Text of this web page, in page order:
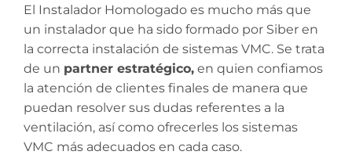
El Instalador Homologado es mucho más que
un instalador que ha sido formado por Siber en
la correcta instalación de sistemas VMC. Se trata
de un partner estratégico, en quien confiamos
la atención de clientes finales de manera que
puedan resolver sus dudas referentes a la
ventilación, así como ofrecerles los sistemas
VMC más adecuados en cada caso.